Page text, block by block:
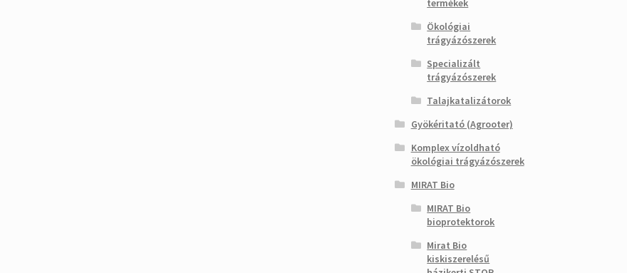
termékek
Ökológiai
trágyázószerek
Specializált
trágyázószerek
Talajkatalizátorok
Gyökéritató (Agrooter)
Komplex vízoldható
ökológiai trágyázószerek
MIRAT Bio
MIRAT Bio
bioprotektorok
Mirat Bio
kiskiszerelésű